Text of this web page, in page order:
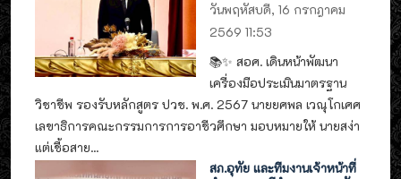
วันพฤหัสบดี, 16 กรกฎาคม
2569 11:53
📚✨ สอศ. เดินหน้าพัฒนา
เครื่องมือประเมินมาตรฐาน
วิชาชีพ รองรับหลักสูตร ปวช. พ.ศ. 2567 นายยศพล เวณุโกเศศ
เลขาธิการคณะกรรมการการอาชีวศึกษา มอบหมายให้ นายสง่า
แต่เชื้อสาย...
สภ.อุทัย และทีมงานเจ้าหน้าที่